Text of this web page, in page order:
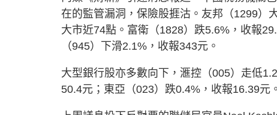
在的監管漏洞，保險股捱沽。友邦（1299）
大市近74點。富衛（1828）跌5.6%，收報
（945）下滑2.1%，收報343元。
大型銀行股亦多數向下，滙控（005）走低
50.4元；東亞（023）跌0.4%，收報16.39元。